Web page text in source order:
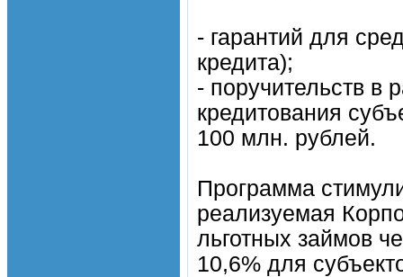
- гарантий для
кредита);
- поручительств в
кредитования
100 млн. рублей.
Программа
реализуемая
льготных займов
10,6% для